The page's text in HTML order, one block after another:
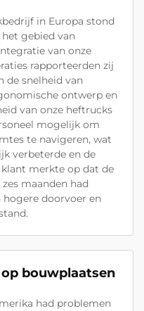
in Europa stond
gebied van
van onze
rapporteerden zij
de snelheid van
ontwerp en
van onze heftrucks
mogelijk om
te navigeren, wat
verbeterde en de
merkte op dat de
maanden had
doorvoer en
bouwplaatsen
had problemen